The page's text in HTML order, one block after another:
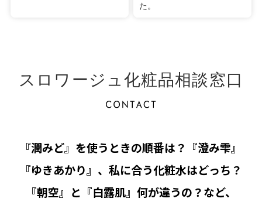
た。
スロワージュ化粧品相談窓口
『潤みど』を使うときの順番は？『澄み雫』
『ゆきあかり』、私に合う化粧水はどっち？
『朝空』と『白露肌』何が違うの？など、